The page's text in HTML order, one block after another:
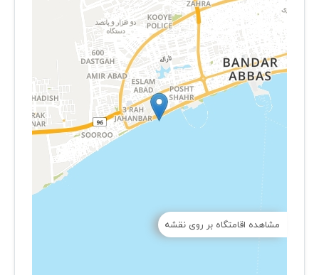
مشاهده اقامتگاه بر روی نقشه